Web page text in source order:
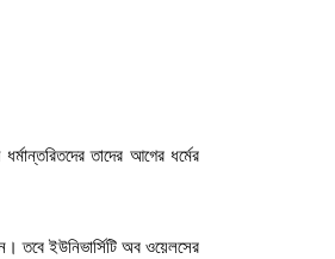
তাদের আগের ধর্মের
তবে ইউনিভার্সিটি অব ওয়েলসের